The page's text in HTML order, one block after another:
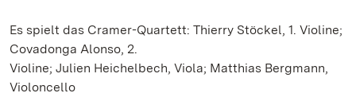
Es spielt das Cramer-Quartett: Thierry Stöckel, 1. Violine;
Covadonga Alonso, 2.
Violine; Julien Heichelbech, Viola; Matthias Bergmann,
Violoncello